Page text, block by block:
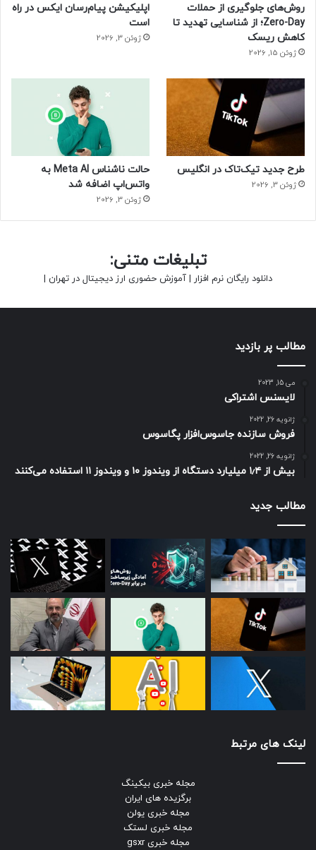
روش‌های جلوگیری از حملات
Zero-Day؛ از شناسایی تهدید تا
کاهش ریسک
ژوئن 15, 2026
اپلیکیشن پیام‌رسان ایکس در راه
است
ژوئن 3, 2026
طرح جدید تیک‌تاک در انگلیس
ژوئن 3, 2026
حالت ناشناس Meta AI به
واتس‌اپ اضافه شد
ژوئن 3, 2026
تبلیغات متنی:
دانلود رایگان نرم افزار | آموزش حضوری ارز دیجیتال در تهران |
مطالب پر بازدید
می 15, 2023
لایسنس اشتراکی
ژانویه 26, 2022
فروش سازنده جاسوس‌افزار پگاسوس
ژانویه 26, 2022
بیش از ۱٫۴ میلیارد دستگاه از ویندوز ۱۰ و ویندوز ۱۱ استفاده می‌کنند
مطالب جدید
لینک های مرتبط
مجله خبری بیکینگ
برگزیده های ایران
مجله خبری یولن
مجله خبری لستک
مجله خبری gsxr